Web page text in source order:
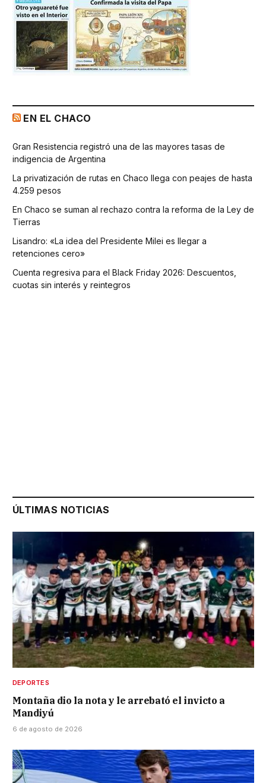
EN EL CHACO
Gran Resistencia registró una de las mayores tasas de
indigencia de Argentina
La privatización de rutas en Chaco llega con peajes de hasta
4.259 pesos
En Chaco se suman al rechazo contra la reforma de la Ley de
Tierras
Lisandro: «La idea del Presidente Milei es llegar a
retenciones cero»
Cuenta regresiva para el Black Friday 2026: Descuentos,
cuotas sin interés y reintegros
ÚLTIMAS NOTICIAS
DEPORTES
Montaña dio la nota y le arrebató el invicto a
Mandiyú
6 de agosto de 2026